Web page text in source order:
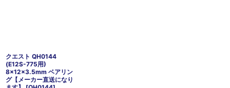
クエスト QH0144
(E12S-775用)
8×12×3.5mm ベアリン
グ【メーカー直送になり